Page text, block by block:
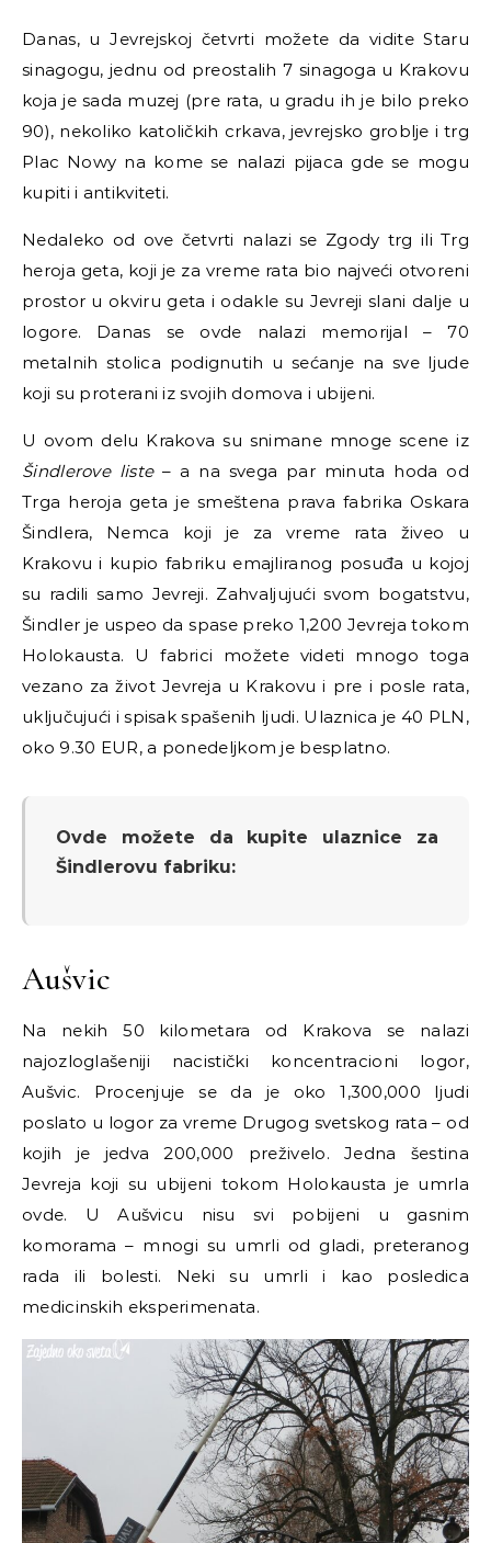
Danas, u Jevrejskoj četvrti možete da vidite Staru
sinagogu, jednu od preostalih 7 sinagoga u Krakovu
koja je sada muzej (pre rata, u gradu ih je bilo preko
90), nekoliko katoličkih crkava, jevrejsko groblje i trg
Plac Nowy na kome se nalazi pijaca gde se mogu
kupiti i antikviteti.
Nedaleko od ove četvrti nalazi se Zgody trg ili Trg
heroja geta, koji je za vreme rata bio najveći otvoreni
prostor u okviru geta i odakle su Jevreji slani dalje u
logore. Danas se ovde nalazi memorijal– 70
metalnih stolica podignutih u sećanje na sve ljude
koji su proterani iz svojih domova i ubijeni.
U ovom delu Krakova su snimane mnoge scene iz
Šindlerove liste – a na svega par minuta hoda od
Trga heroja geta je smeštena prava fabrika Oskara
Šindlera, Nemca koji je za vreme rata živeo u
Krakovu i kupio fabriku emajliranog posuđa u kojoj
su radili samo Jevreji. Zahvaljujući svom bogatstvu,
Šindler je uspeo da spase preko 1,200 Jevreja tokom
Holokausta. U fabrici možete videti mnogo toga
vezano za život Jevreja u Krakovu i pre i posle rata,
uključujući i spisak spašenih ljudi. Ulaznica je 40 PLN,
oko 9.30 EUR, a ponedeljkom je besplatno.
Ovde možete da kupite ulaznice za
Šindlerovu fabriku:
Aušvic
Na nekih 50 kilometara od Krakova se nalazi
najozloglašeniji nacistički koncentracioni logor,
Aušvic. Procenjuje se da je oko 1,300,000 ljudi
poslato u logor za vreme Drugog svetskog rata– od
kojih je jedva 200,000 preživelo. Jedna šestina
Jevreja koji su ubijeni tokom Holokausta je umrla
ovde. U Aušvicu nisu svi pobijeni u gasnim
komorama – mnogi su umrli od gladi, preteranog
rada ili bolesti. Neki su umrli i kao posledica
medicinskih eksperimenata.